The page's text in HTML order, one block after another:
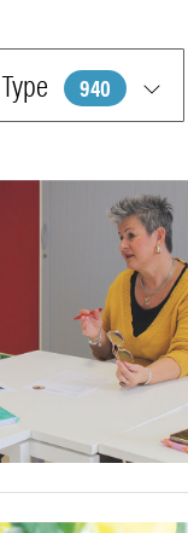
Type 940